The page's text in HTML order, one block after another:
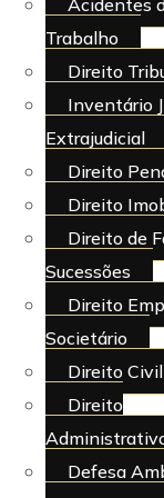
Acidentes
Trabalho
Direito
Inventário
Extrajudicial
Direito
Direito
Direito de
Sucessões
Direito
Societário
Direito Civil
Direito
Defesa